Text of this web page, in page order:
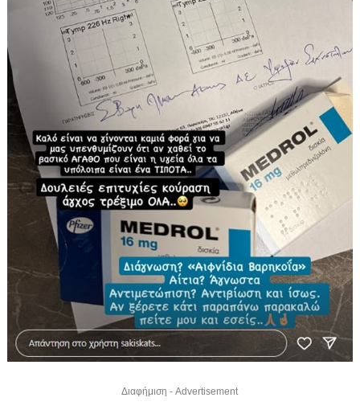
Διαφήμιση - Advertisement